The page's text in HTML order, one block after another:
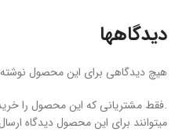
دیدگاهها
هیچ دیدگاهی برای این محصول
.فقط مشتریانی که این محصول را
میتوانند برای این محصول دیدگاه